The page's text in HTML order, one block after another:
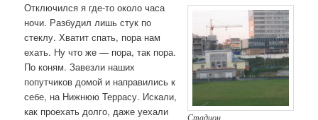
Стадион
Отключился я где-то около часа
ночи. Разбудил лишь стук по
стеклу. Хватит спать, пора нам
ехать. Ну что же — пора, так пора.
По коням. Завезли наших
попутчиков домой и направились к
себе, на Нижнюю Террасу. Искали,
как проехать долго, даже уехали